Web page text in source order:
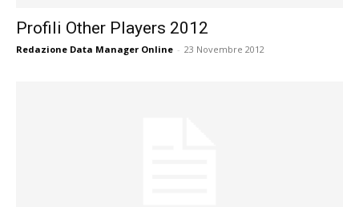
Profili Other Players 2012
Redazione Data Manager Online - 23 Novembre 2012